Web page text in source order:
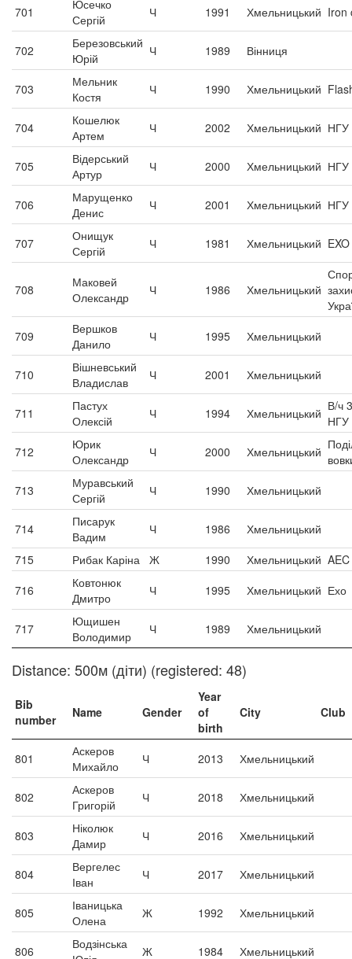
701
Юсечко
Сергій
Ч 1991 Хмельницький Iron
702
Березовський
Юрій
Ч 1989 Вінниця
703
Мельник
Костя
Ч 1990 Хмельницький
704
Кошелюк
Артем
Ч 2002 Хмельницький НГУ
705
Відерський
Артур
Ч 2000 Хмельницький НГУ
706
Марущенко
Денис
Ч 2001 Хмельницький НГУ
707
Онищук
Сергій
Ч 1981 Хмельницький EXO
708
Маковей
Олександр
Ч 1986 Хмельницький
709
Вершков
Данило
Ч 1995 Хмельницький
710
Вішневський
Владислав
Ч 2001 Хмельницький
711
Пастух
Олексій
Ч 1994 Хмельницький В/ч
НГУ
712
Юрик
Олександр
Ч 2000 Хмельницький
713
Муравський
Сергій
Ч 1990 Хмельницький
714
Писарук
Вадим
Ч 1986
Хмельницький
715
Рибак Каріна Ж 1990 Хмельницький AEC
716
Ковтонюк
Дмитро
Ч 1995 Хмельницький Ехо
717
Ющишен
Володимир
Ч 1989 Хмельницький
Distance: 500м (діти) (registered: 48)
Bib
number
Name Gender
Year
of
birth
City Club
801
Аскеров
Михайло
Ч 2013 Хмельницький
802
Аскеров
Григорій
Ч 2018 Хмельницький
803
Ніколюк
Дамир
Ч 2016 Хмельницький
804
Вергелес
Іван
Ч 2017 Хмельницький
805
Іваницька
Олена
Ж 1992 Хмельницький
806
Водзінська
Ж 1984 Хмельницький